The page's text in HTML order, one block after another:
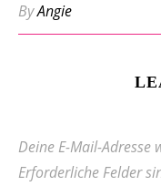
ByAngie
Deine E-Mail-
Erforderliche Felder